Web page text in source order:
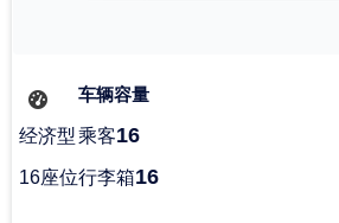
经济型
16座位
车辆容量
乘客16
行李箱16